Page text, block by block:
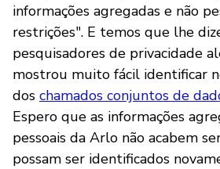
informações agregadas e não
restrições". E temos que lhe
pesquisadores de privacidade
mostrou muito fácil identificar
dos chamados conjuntos de
Espero que as informações
pessoais da Arlo não acabem
possam ser identificados